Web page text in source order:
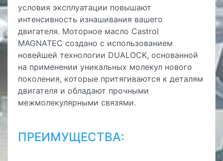
условия эксплуатации повышают
интенсивность изнашивания вашего
двигателя. Моторное масло Castrol
MAGNATEC создано с использованием
новейшей технологии DUALOCK, основанной
на применении уникальных молекул нового
поколения, которые притягиваются к деталям
двигателя и обладают прочными
межмолекулярными связями.
ПРЕИМУЩЕСТВА: